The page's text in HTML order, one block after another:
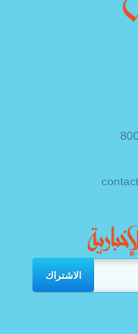
الاشتراك